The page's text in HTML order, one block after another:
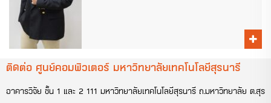
ติดต่อ ศูนย์คอมพิวเตอร์ มหาวิทยาลัยเทคโนโลยีสุรนารี
อาคารวิจัย ชั้น 1 และ 2 111 มหาวิทยาลัยเทคโนโลยีสุรนารี ถ.มหาวิทยาลัย ต.สุร